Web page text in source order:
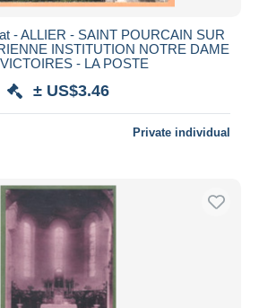
- ALLIER - SAINT POURCAIN SUR
INSTITUTION NOTRE DAME
- LA POSTE
± US$3.46
Private individual